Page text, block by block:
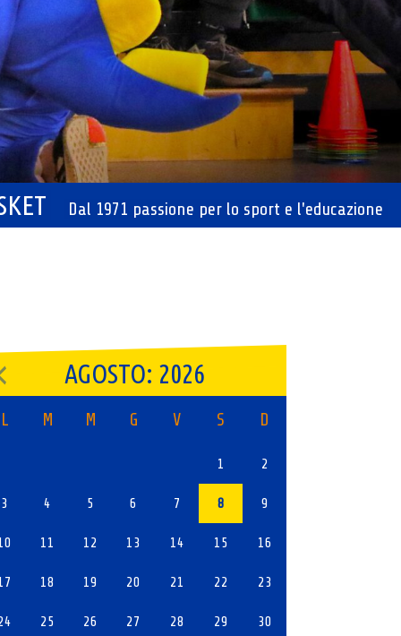
Dal 1971 passione per lo sport e l'educazione
AGOSTO: 2026
L M M G V S D
1 2
3 4 5 6 7 8 9
11 12 13 14 15 16
18 19 20 21 22 23
25 26 27 28 29 30